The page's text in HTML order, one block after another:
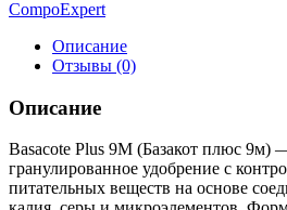
9
месяцев
(Basacote
9m),
500
CompoExpert
Описание
Отзывы (0)
Описание
Basacote Plus 9M (Базакот плюс 9м)
гранулированное удобрение с
питательных веществ на основе